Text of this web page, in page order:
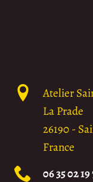
Atelier
La Prade
26190-
France
06 35 02 19